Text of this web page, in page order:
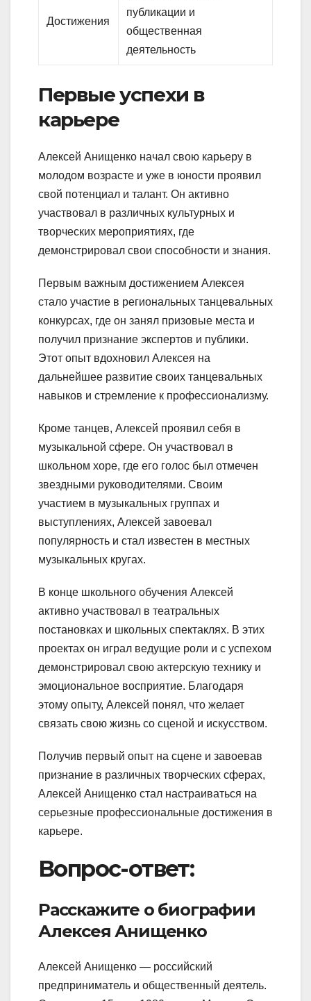
Достижения
публикации и
общественная
деятельность
Первые успехи в
карьере
Алексей Анищенко начал свою карьеру в
молодом возрасте и уже в юности проявил
свой потенциал и талант. Он активно
участвовал в различных культурных и
творческих мероприятиях, где
демонстрировал свои способности и знания.
Первым важным достижением Алексея
стало участие в региональных танцевальных
конкурсах, где он занял призовые места и
получил признание экспертов и публики.
Этот опыт вдохновил Алексея на
дальнейшее развитие своих танцевальных
навыков и стремление к профессионализму.
Кроме танцев, Алексей проявил себя в
музыкальной сфере. Он участвовал в
школьном хоре, где его голос был отмечен
звездными руководителями. Своим
участием в музыкальных группах и
выступлениях, Алексей завоевал
популярность и стал известен в местных
музыкальных кругах.
В конце школьного обучения Алексей
активно участвовал в театральных
постановках и школьных спектаклях. В этих
проектах он играл ведущие роли и с успехом
демонстрировал свою актерскую технику и
эмоциональное восприятие. Благодаря
этому опыту, Алексей понял, что желает
связать свою жизнь со сценой и искусством.
Получив первый опыт на сцене и завоевав
признание в различных творческих сферах,
Алексей Анищенко стал настраиваться на
серьезные профессиональные достижения в
карьере.
Вопрос-ответ:
Расскажите о биографии
Алексея Анищенко
Алексей Анищенко — российский
предприниматель и общественный деятель.